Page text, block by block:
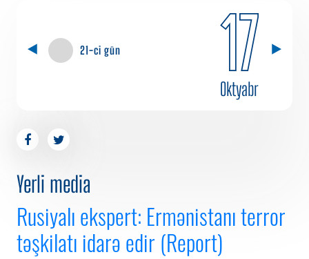
21-ci gün 17
Oktyabr
Yerli media
Rusiyalı ekspert: Ermənistanı terror
təşkilatı idarə edir (Report)